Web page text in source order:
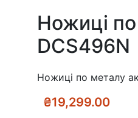
Ножиці по
DCS496N
Ножиці по металу
₴19,299.00